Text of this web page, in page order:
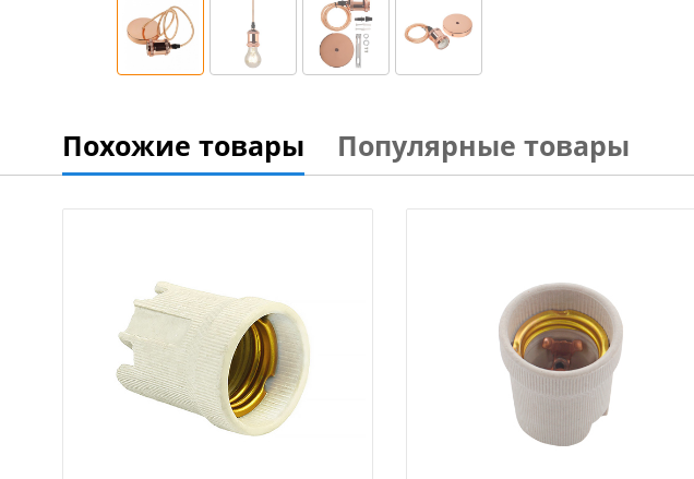
Похожие товары Популярные товары